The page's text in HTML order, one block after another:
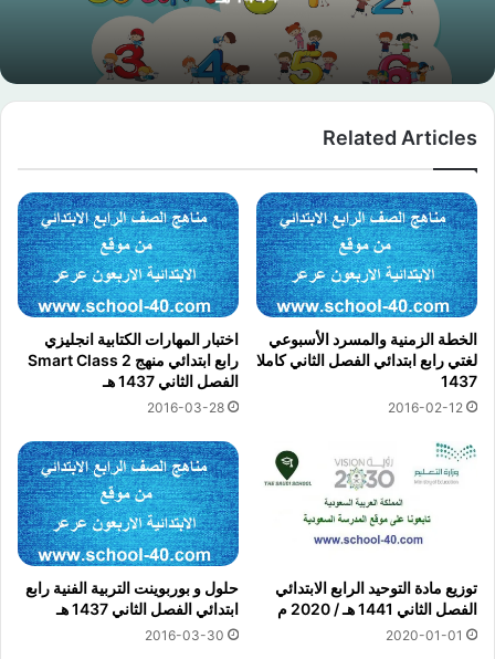
Related Articles
الخطة الزمنية والمسرد الأسبوعي
لغتي رابع ابتدائي الفصل الثاني كاملا
1437
2016-02-12
اختبار المهارات الكتابية انجليزي
رابع ابتدائي منهج Smart Class 2
الفصل الثاني 1437 هـ
2016-03-28
توزيع مادة التوحيد الرابع الابتدائي
الفصل الثاني 1441 هـ / 2020 م
2020-01-01
حلول و بوربوينت التربية الفنية رابع
ابتدائي الفصل الثاني 1437 هـ
2016-03-30